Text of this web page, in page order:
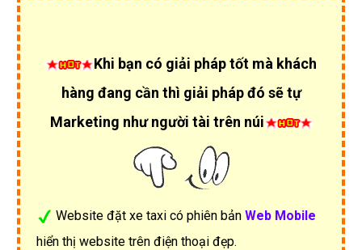
Khi bạn có giải pháp tốt mà khách
hàng đang cần thì giải pháp đó sẽ tự
Marketing như người tài trên núi
Website đặt xe taxi có phiên bản Web Mobile
hiển thị website trên điện thoại đẹp.